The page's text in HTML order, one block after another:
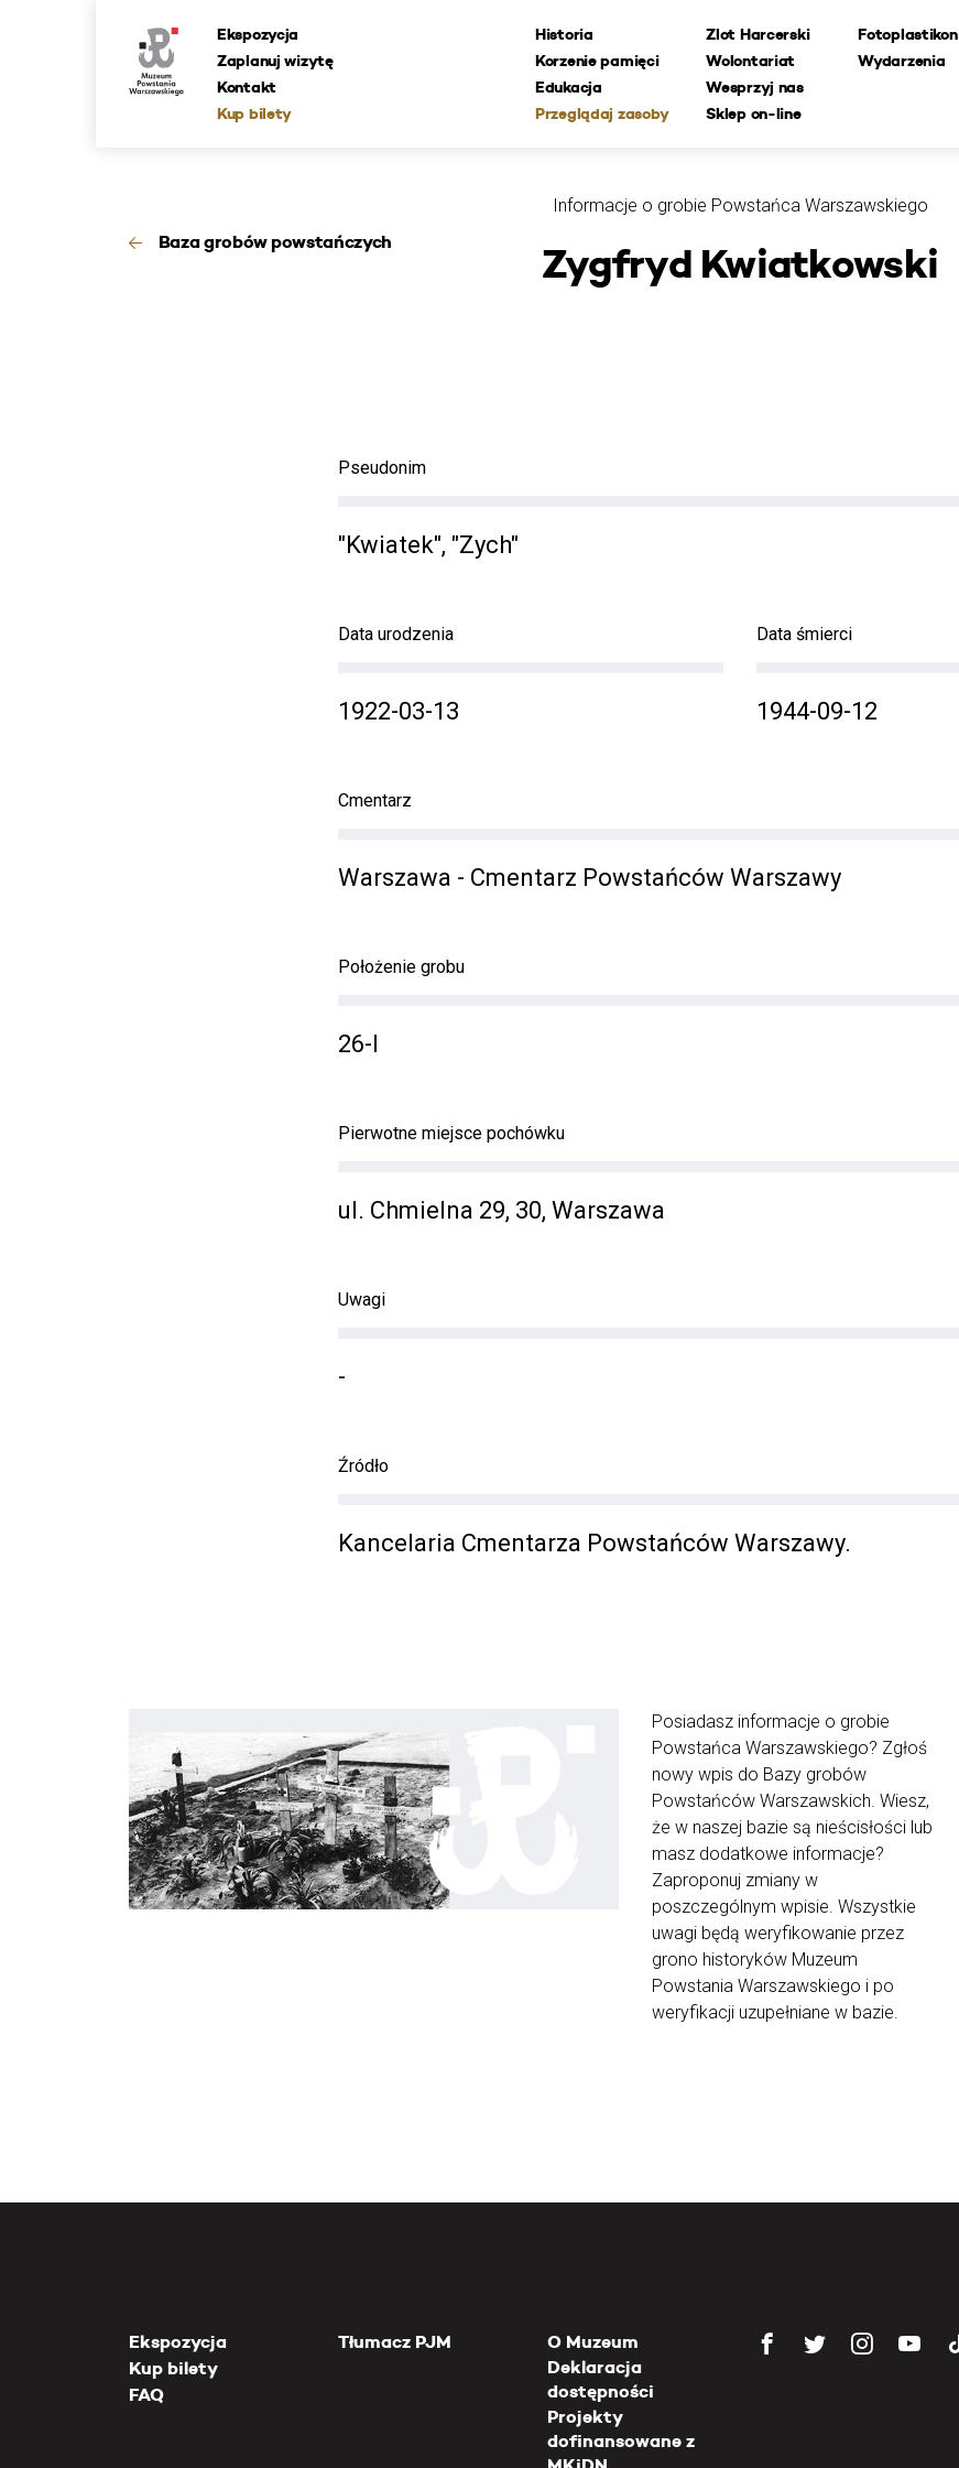
Ekspozycja
Zaplanuj wizytę
Kontakt
Kup bilety
Historia
Korzenie pamięci
Edukacja
Przeglądaj zasoby
Zlot Harcerski
Wolontariat
Wesprzyj nas
Sklep on-line
Fotoplastikon
Wydarzenia
Baza grobów powstańczych
Informacje o grobie Powstańca Warszawskiego
Zygfryd Kwiatkowski
Pseudonim
"Kwiatek", "Zych"
Data urodzenia
1922-03-13
Data śmierci
1944-09-12
Cmentarz
Warszawa - Cmentarz Powstańców Warszawy
Położenie grobu
26-I
Pierwotne miejsce pochówku
ul. Chmielna 29, 30, Warszawa
Uwagi
-
Źródło
Kancelaria Cmentarza Powstańców Warszawy.
Posiadasz informacje o grobie
Powstańca Warszawskiego? Zgłoś
nowy wpis do Bazy grobów
Powstańców Warszawskich. Wiesz,
że w naszej bazie są nieścisłości lub
masz dodatkowe informacje?
Zaproponuj zmiany w
poszczególnym wpisie. Wszystkie
uwagi będą weryfikowanie przez
grono historyków Muzeum
Powstania Warszawskiego i po
weryfikacji uzupełniane w bazie.
Ekspozycja
Kup bilety
FAQ
Tłumacz PJM
O Muzeum
Deklaracja
dostępności
Projekty
dofinansowane z